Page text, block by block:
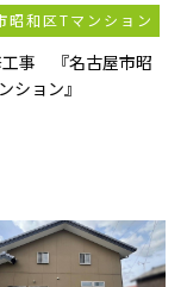
昭和区Tマンション
工事 『名古屋市昭
ション』